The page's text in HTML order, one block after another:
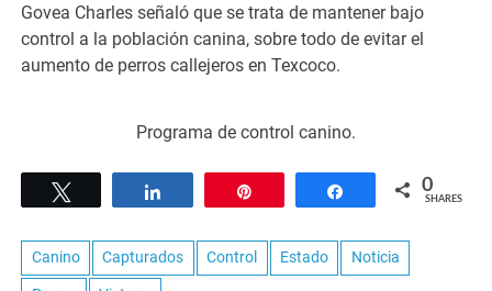
Govea Charles señaló que se trata de mantener bajo
control a la población canina, sobre todo de evitar el
aumento de perros callejeros en Texcoco.
Programa de control canino.
Share 0
SHARES
Canino Capturados Control Estado Noticia